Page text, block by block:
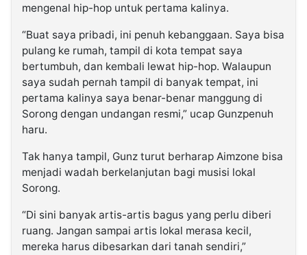
mengenal hip-hop untuk pertama kalinya.
“Buat saya pribadi, ini penuh kebanggaan. Saya bisa
pulang ke rumah, tampil di kota tempat saya
bertumbuh, dan kembali lewat hip-hop. Walaupun
saya sudah pernah tampil di banyak tempat, ini
pertama kalinya saya benar-benar manggung di
Sorong dengan undangan resmi,” ucap Gunzpenuh
haru.
Tak hanya tampil, Gunz turut berharap Aimzone bisa
menjadi wadah berkelanjutan bagi musisi lokal
Sorong.
“Di sini banyak artis-artis bagus yang perlu diberi
ruang. Jangan sampai artis lokal merasa kecil,
mereka harus dibesarkan dari tanah sendiri,”